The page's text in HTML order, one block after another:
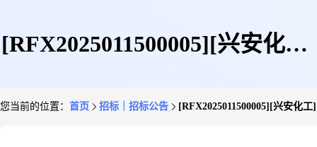
[RFX2025011500005][兴安化工]
您当前的位置： 首页 招标｜招标公告 [RFX2025011500005][兴安化